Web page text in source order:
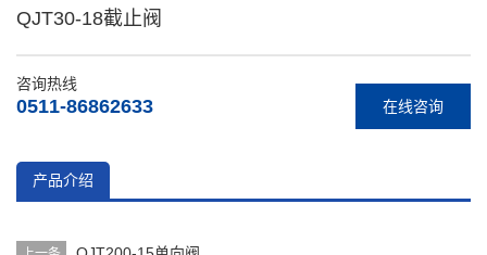
QJT30-18截止阀
在线咨询
咨询热线
0511-86862633
产品介绍